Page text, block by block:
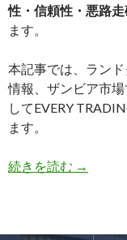
性・信頼性・悪路
ます。
本記事では、ラン
情報、ザンビア市
してEVERY
ます。
続きを読む 【買
→